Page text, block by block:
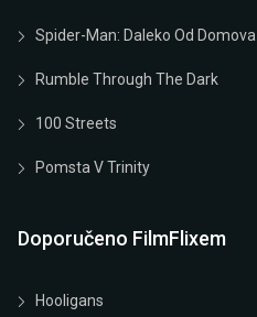
Spider-Man: Daleko Od Domova
Rumble Through The Dark
100 Streets
Pomsta V Trinity
Doporučeno FilmFlixem
Hooligans